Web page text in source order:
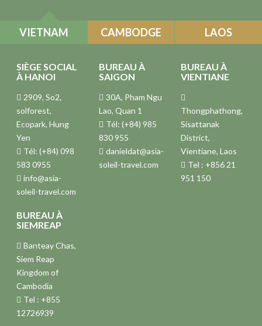
VIETNAM CAMBODGE LAOS
SIÈGE SOCIAL
À HANOI
2909, So2,
solforest,
Ecopark, Hung
Yen
Tél: (+84) 098
583 0955
info@asia-
soleil-travel.com
BUREAU À
SAIGON
30A, Pham Ngu
Lao, Quan 1
Tél: (+84) 985
830 955
danieldat@asia-
soleil-travel.com
BUREAU À
VIENTIANE
Thongphathong,
Sisattanak
District,
Vientiane, Laos
Tel : +856 21
951 150
BUREAU À
SIEMREAP
Banteay Chas,
Siem Reap
Kingdom of
Cambodia
Tel : +855
12726939